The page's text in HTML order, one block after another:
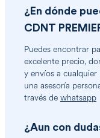
¿En dónde
CDNT
Puedes encontrar
excelente precio,
y envíos a cualquier
una asesoría
través de whatsapp
¿Aun con